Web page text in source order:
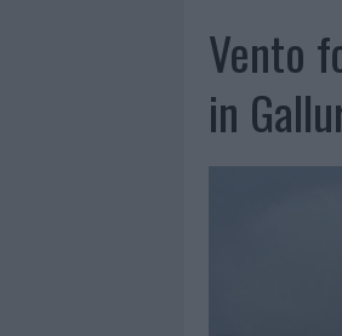
Vento
in